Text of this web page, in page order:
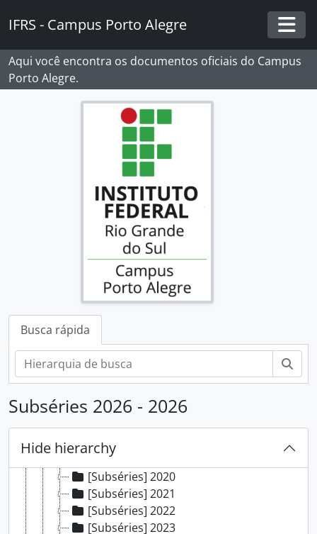
IFRS - Campus Porto Alegre
Aqui você encontra os documentos oficiais do Campus
Porto Alegre.
Busca rápida
Subséries 2026 - 2026
Hide hierarchy
[Fundos] Campus Porto Alegre - IFRS
[Subfundos] Comissão Interna de Saúde, Segurança e Prevenção de Acidentes
[Subfundos] Comissão Local do Programa de Acompanhamento de Egressos
[Subfundos] Comissão Própria de Avaliação Local
[Subfundos] Conselho do Campus Porto Alegre
[Subséries] 2016
[Subséries] 2017
[Subséries] 2018
[Subséries] 2019
[Subséries] 2020
[Subséries] 2021
[Subséries] 2022
[Subséries] 2023